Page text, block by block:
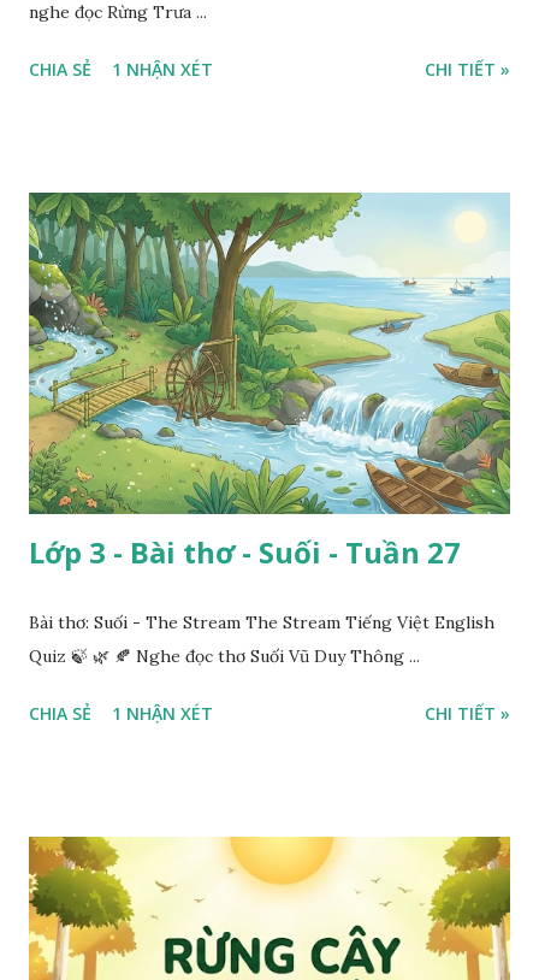
nghe đọc Rừng Trưa ...
CHIA SẺ 1 NHẬN XÉT CHI TIẾT »
Lớp 3 - Bài thơ - Suối - Tuần 27
Bài thơ: Suối - The Stream The Stream Tiếng Việt English
Quiz 🍃 🌿 🍂 Nghe đọc thơ Suối Vũ Duy Thông ...
CHIA SẺ 1 NHẬN XÉT CHI TIẾT »